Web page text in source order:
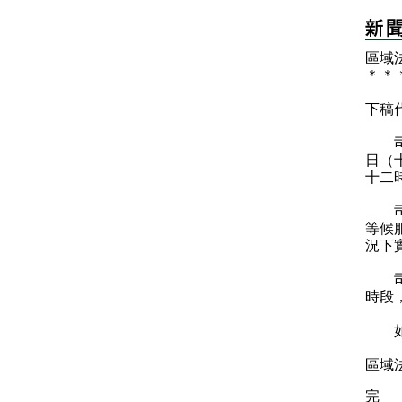
區域
＊
＊
下稿
司
日（
十二
司
等候
況下
司
時段
如
區域
完